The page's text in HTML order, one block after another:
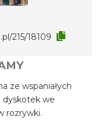
215/18109
ze wspaniałych
dyskotek we
rozrywki.